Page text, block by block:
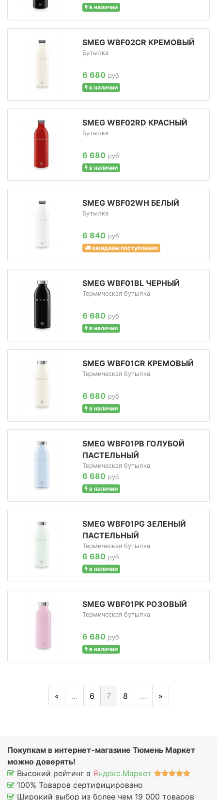
в наличии
SMEG WBF02CR КРЕМОВЫЙ
Бутылка
6 680 руб
в наличии
SMEG WBF02RD КРАСНЫЙ
Бутылка
6 680 руб
в наличии
SMEG WBF02WH БЕЛЫЙ
Бутылка
6 840 руб
ожидаем поступления
SMEG WBF01BL ЧЕРНЫЙ
Термическая бутылка
6 680 руб
в наличии
SMEG WBF01CR КРЕМОВЫЙ
Термическая бутылка
6 680 руб
в наличии
SMEG WBF01PB ГОЛУБОЙ
ПАСТЕЛЬНЫЙ
Термическая бутылка
6 680 руб
в наличии
SMEG WBF01PG ЗЕЛЕНЫЙ
ПАСТЕЛЬНЫЙ
Термическая бутылка
6 680 руб
в наличии
SMEG WBF01PK РОЗОВЫЙ
Термическая бутылка
6 680 руб
в наличии
« … 6 7 8 … »
Покупкам в интернет-магазине Тюмень Маркет
можно доверять!
Высокий рейтинг в Яндекс.Маркет
100% Товаров сертифицировано
Широкий выбор из более чем 19 000 товаров